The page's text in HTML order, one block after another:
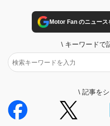
Motor Fan のニュー
\ キーワードで
\ 記事を